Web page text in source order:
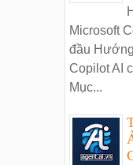
Microsoft
đầu
Copilot AI
Mục...